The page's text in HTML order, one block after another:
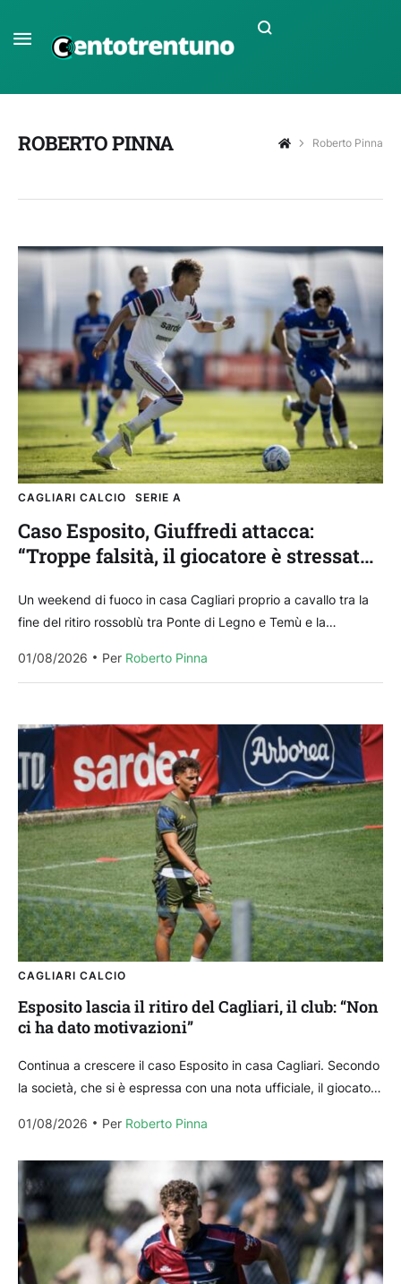
ROBERTO PINNA Roberto Pinna
CAGLIARI CALCIO SERIE A
Caso Esposito, Giuffredi attacca:
“Troppe falsità, il giocatore è stressato
Un weekend di fuoco in casa Cagliari proprio a cavallo tra la
fine del ritiro rossoblù tra Ponte di Legno e Temù e la
01/08/2026
Per Roberto Pinna
CAGLIARI CALCIO
Esposito lascia il ritiro del Cagliari, il club: “Non
ci ha dato motivazioni”
Continua a crescere il caso Esposito in casa Cagliari. Secondo
la società, che si è espressa con una nota ufficiale, il giocatore
01/08/2026
Per Roberto Pinna